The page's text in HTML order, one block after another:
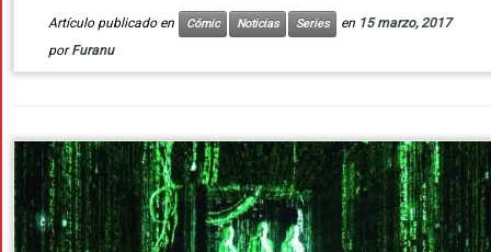
Artículo publicado en Cómic Noticias Series en 15 marzo, 2017
porFuranu